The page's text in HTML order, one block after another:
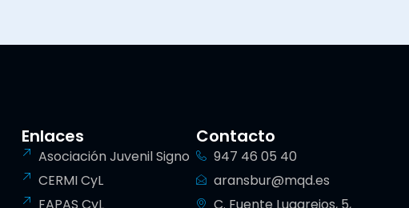
Enlaces
Asociación Juvenil Signo
CERMI CyL
FAPAS CyL
Contacto
947 46 05 40
aransbur@mqd.es
C. Fuente Lugarejos, 5,